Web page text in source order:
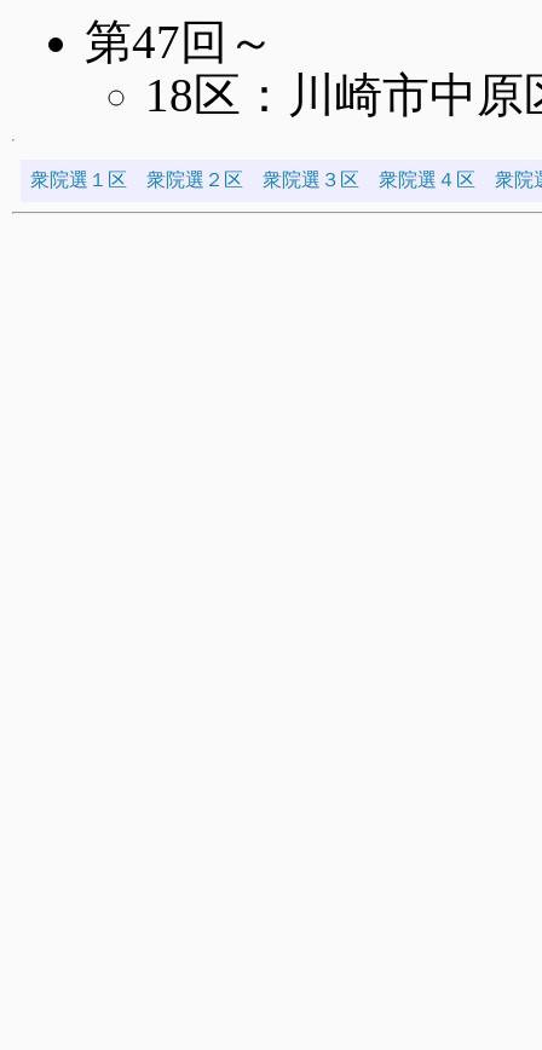
第47回～
18区：川崎市中
衆院選１区 衆院選２区 衆院選３区 衆院選４区 衆院